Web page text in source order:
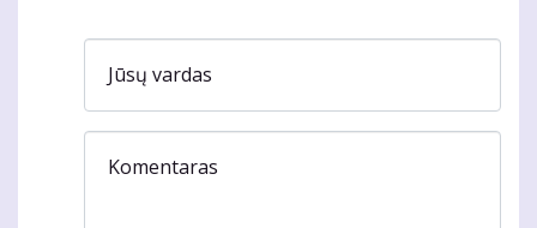
Jūsų vardas
Komentaras